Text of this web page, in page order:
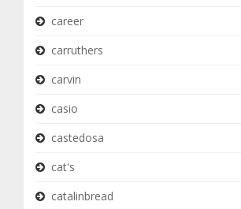
career
carruthers
carvin
casio
castedosa
cat's
catalinbread